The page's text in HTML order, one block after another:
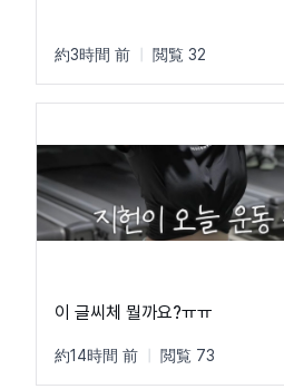
約3時間 前 閲覧 32
이 글씨체 뭘까요?ㅠㅠ
約14時間 前 閲覧 73